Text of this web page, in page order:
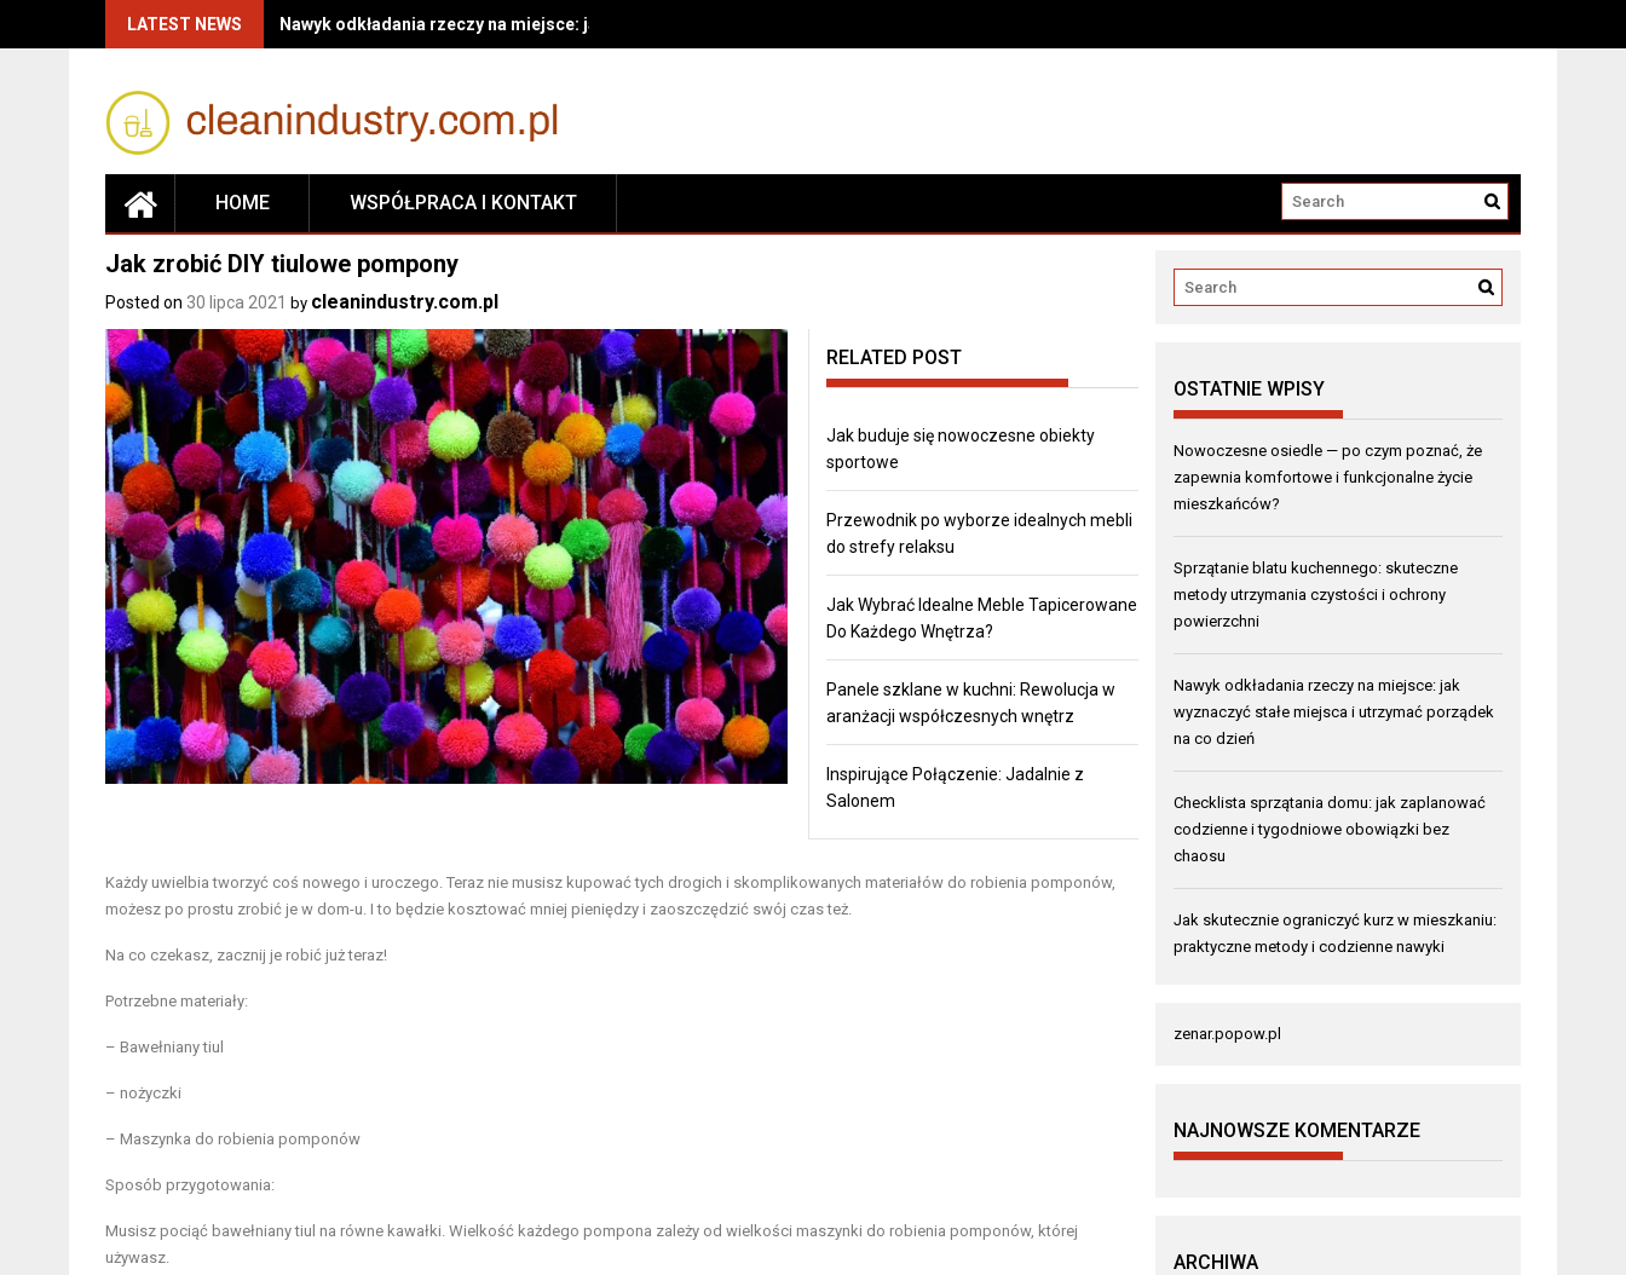
LATEST NEWS Nawyk odkładania rzeczy na miejsce: jak wyznaczyć stałe miejsca i utrzymać porządek na co dzień
HOME WSPÓŁPRACA I KONTAKT
Jak zrobić DIY tiulowe pompony
Posted on 30 lipca 2021 by cleanindustry.com.pl
RELATED POST
Jak buduje się nowoczesne obiekty
sportowe
Przewodnik po wyborze idealnych mebli
do strefy relaksu
Jak Wybrać Idealne Meble Tapicerowane
Do Każdego Wnętrza?
Panele szklane w kuchni: Rewolucja w
aranżacji współczesnych wnętrz
Inspirujące Połączenie: Jadalnie z
Salonem
Każdy uwielbia tworzyć coś nowego i uroczego. Teraz nie musisz kupować tych drogich i skomplikowanych materiałów do robienia pomponów,
możesz po prostu zrobić je w dom-u. I to będzie kosztować mniej pieniędzy i zaoszczędzić swój czas też.
Na co czekasz, zacznij je robić już teraz!
Potrzebne materiały:
– Bawełniany tiul
– nożyczki
– Maszynka do robienia pomponów
Sposób przygotowania:
Musisz pociąć bawełniany tiul na równe kawałki. Wielkość każdego pompona zależy od wielkości maszynki do robienia pomponów, której
używasz.
OSTATNIE WPISY
Nowoczesne osiedle — po czym poznać, że
zapewnia komfortowe i funkcjonalne życie
mieszkańców?
Sprzątanie blatu kuchennego: skuteczne
metody utrzymania czystości i ochrony
powierzchni
Nawyk odkładania rzeczy na miejsce: jak
wyznaczyć stałe miejsca i utrzymać porządek
na co dzień
Checklista sprzątania domu: jak zaplanować
codzienne i tygodniowe obowiązki bez
chaosu
Jak skutecznie ograniczyć kurz w mieszkaniu:
praktyczne metody i codzienne nawyki
zenar.popow.pl
NAJNOWSZE KOMENTARZE
ARCHIWA